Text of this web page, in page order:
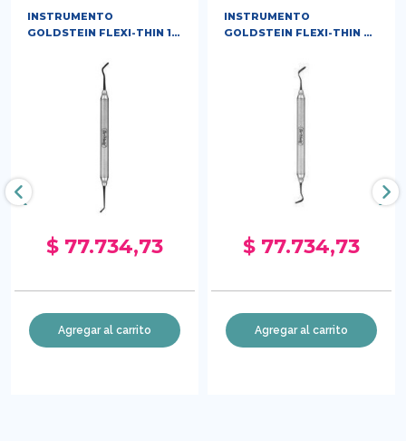
INSTRUMENTO
GOLDSTEIN FLEXI-THIN 1
$ 77.734,73
Agregar al carrito
INSTRUMENTO
GOLDSTEIN FLEXI-THIN 4
$ 77.734,73
Agregar al carrito
‹ ›